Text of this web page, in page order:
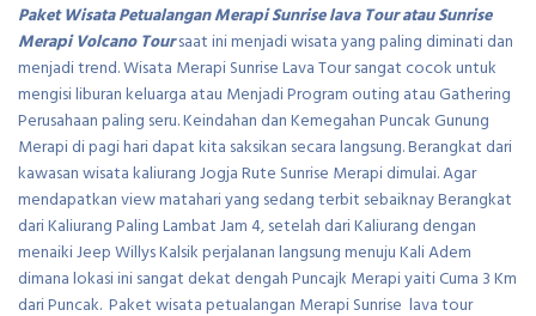
Paket Wisata Petualangan Merapi Sunrise lava Tour atau Sunrise
Merapi Volcano Toursaat ini menjadi wisata yang paling diminati dan
menjadi trend. Wisata Merapi Sunrise Lava Tour sangat cocok untuk
mengisi liburan keluarga atau Menjadi Program outing atau Gathering
Perusahaan paling seru. Keindahan dan Kemegahan Puncak Gunung
Merapi di pagi hari dapat kita saksikan secara langsung. Berangkat dari
kawasan wisata kaliurang Jogja Rute Sunrise Merapi dimulai. Agar
mendapatkan view matahari yang sedang terbit sebaiknay Berangkat
dari Kaliurang Paling Lambat Jam 4, setelah dari Kaliurang dengan
menaiki Jeep Willys Kalsik perjalanan langsung menuju Kali Adem
dimana lokasi ini sangat dekat dengah Puncajk Merapi yaiti Cuma 3 Km
dari Puncak. Paket wisata petualangan Merapi Sunrise lava tour